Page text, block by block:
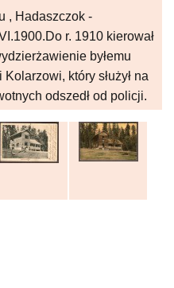
, Hadaszczok -
r. 1910 kierował
byłemu
który służył na
odszedł od policji.